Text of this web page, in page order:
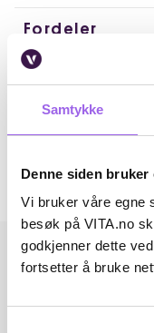
Samtykke
Denne siden bruker
Vi bruker våre egne
besøk på VITA.no
godkjenner dette
fortsetter å bruke
Fordeler
Ingredienser
Artikkelnummer:
Andre har også